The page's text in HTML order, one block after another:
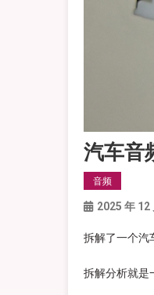
汽车音
音频
2025 年 12
拆解了一个汽
拆解分析就是